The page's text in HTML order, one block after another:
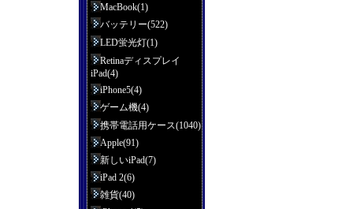
MacBook(1)
バッテリー(522)
LED蛍光灯(1)
Retinaディスプレイ
iPad(4)
iPhone5(4)
ゲーム機(4)
携帯電話用ケース(1040)
Apple(91)
新しいiPad(7)
iPad 2(6)
雑貨(40)